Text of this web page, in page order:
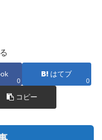
0
はてブ
0
コピー